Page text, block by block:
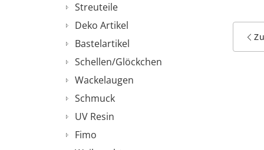
Streuteile
Deko Artikel
Bastelartikel
Schellen/Glöckchen
Wackelaugen
Schmuck
UV Resin
Fimo